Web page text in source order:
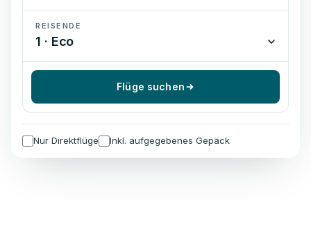
REISENDE
1 · Eco
Flüge suchen
Nur Direktflüge Inkl. aufgegebenes Gepäck